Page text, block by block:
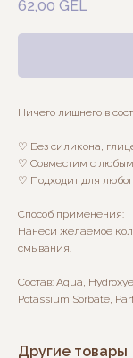
62,00 GEL
Ничего лишнего в
♡ Без силикона,
♡ Совместим с
♡ Подходит для
Способ применения:
Нанеси желаемое
смывания.
Состав: Aqua,
Potassium Sorbate,
Другие товары